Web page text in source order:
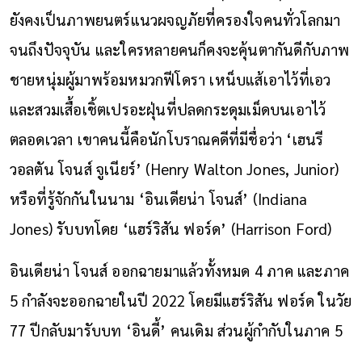
ยังคงเป็นภาพยนตร์แนวผจญภัยที่ครองใจคนทั่วโลกมา
จนถึงปัจจุบัน และใครหลายคนก็คงจะคุ้นตากันดีกับภาพ
ชายหนุ่มผู้มาพร้อมหมวกฟีโดรา เหน็บแส้เอาไว้ที่เอว
และสวมเสื้อเชิ้ตเปรอะฝุ่นที่ปลดกระดุมเม็ดบนเอาไว้
ตลอดเวลา เขาคนนี้คือนักโบราณคดีที่มีชื่อว่า ‘เฮนรี
วอลตัน โจนส์ จูเนียร์’ (Henry Walton Jones, Junior)
หรือที่รู้จักกันในนาม ‘อินเดียน่า โจนส์’ (Indiana
Jones) รับบทโดย ‘แฮร์ริสัน ฟอร์ด’ (Harrison Ford)
อินเดียน่า โจนส์ ออกฉายมาแล้วทั้งหมด 4 ภาค และภาค
5 กำลังจะออกฉายในปี 2022 โดยมีแฮร์ริสัน ฟอร์ด ในวัย
77 ปีกลับมารับบท ‘อินดี้’ คนเดิม ส่วนผู้กำกับในภาค 5